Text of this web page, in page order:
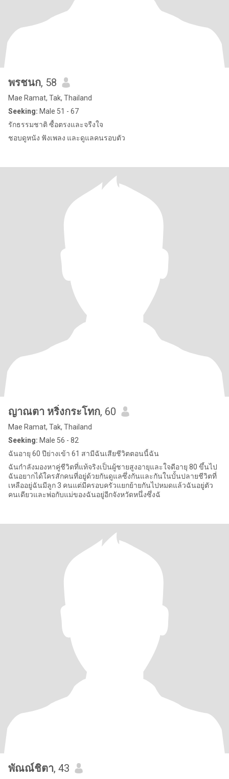
พรชนก, 58
Mae Ramat, Tak, Thailand
Seeking: Male 51 - 67
รักธรรมชาติ ซื้อตรงและจรืงใจ
ชอบดูหนัง ฟังเพลง และดูแลคนรอบตัว
ญาณตา หริ่งกระโทก, 60
Mae Ramat, Tak, Thailand
Seeking: Male 56 - 82
ฉันอายุ 60 ปีย่างเข้า 61 สามีฉันเสียชีวิตตอนนี้ฉัน
ฉันกำลังมองหาคู่ชีวิตที่แท้จริงเป็นผู้ชายสูงอายุและใจดีอายุ 80 ขึ้นไป
ฉันอยากได้ใครสักคนที่อยู่ด้วยกันดูแลซึ่งกันและกันในบั้นปลายชีวิตที่
เหลืออยู่ฉันมีลูก 3 คนแต่มีครอบครัวแยกย้ายกันไปหมดแล้วฉันอยู่ตัว
คนเดียวและพ่อกับแม่ของฉันอยู่อีกจังหวัดหนึ่งซึ่งฉั
พัณณ์ชิตา, 43